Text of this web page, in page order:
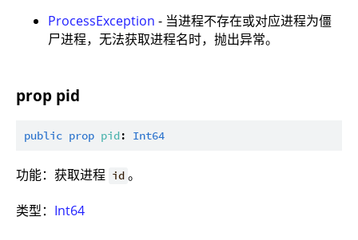
ProcessException - 当进程不存在或对应进程为僵
尸进程，无法获取进程名时，抛出异常。
prop pid
public prop pid: Int64
功能：获取进程 id 。
类型： Int64